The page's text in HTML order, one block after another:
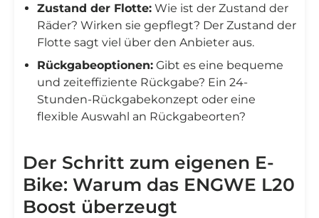
Zustand der Flotte: Wie ist der Zustand der
Räder? Wirken sie gepflegt? Der Zustand der
Flotte sagt viel über den Anbieter aus.
Rückgabeoptionen: Gibt es eine bequeme
und zeiteffiziente Rückgabe? Ein 24-
Stunden-Rückgabekonzept oder eine
flexible Auswahl an Rückgabeorten?
Der Schritt zum eigenen E-
Bike: Warum das ENGWE L20
Boost überzeugt